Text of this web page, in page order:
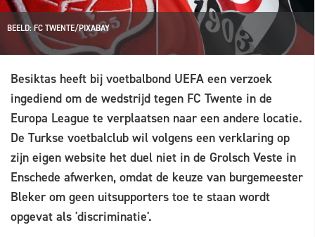
BEELD: FC TWENTE/PIXABAY
Besiktas heeft bij voetbalbond UEFA een verzoek
ingediend om de wedstrijd tegen FC Twente in de
Europa League te verplaatsen naar een andere locatie.
De Turkse voetbalclub wil volgens een verklaring op
zijn eigen website het duel niet in de Grolsch Veste in
Enschede afwerken, omdat de keuze van burgemeester
Bleker om geen uitsupporters toe te staan wordt
opgevat als 'discriminatie'.